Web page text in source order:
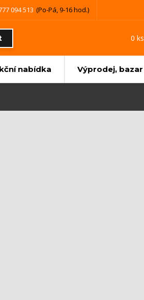
094 513 (Po-Pá, 9-16 hod.)
0 ks
nabídka Výprodej, bazar